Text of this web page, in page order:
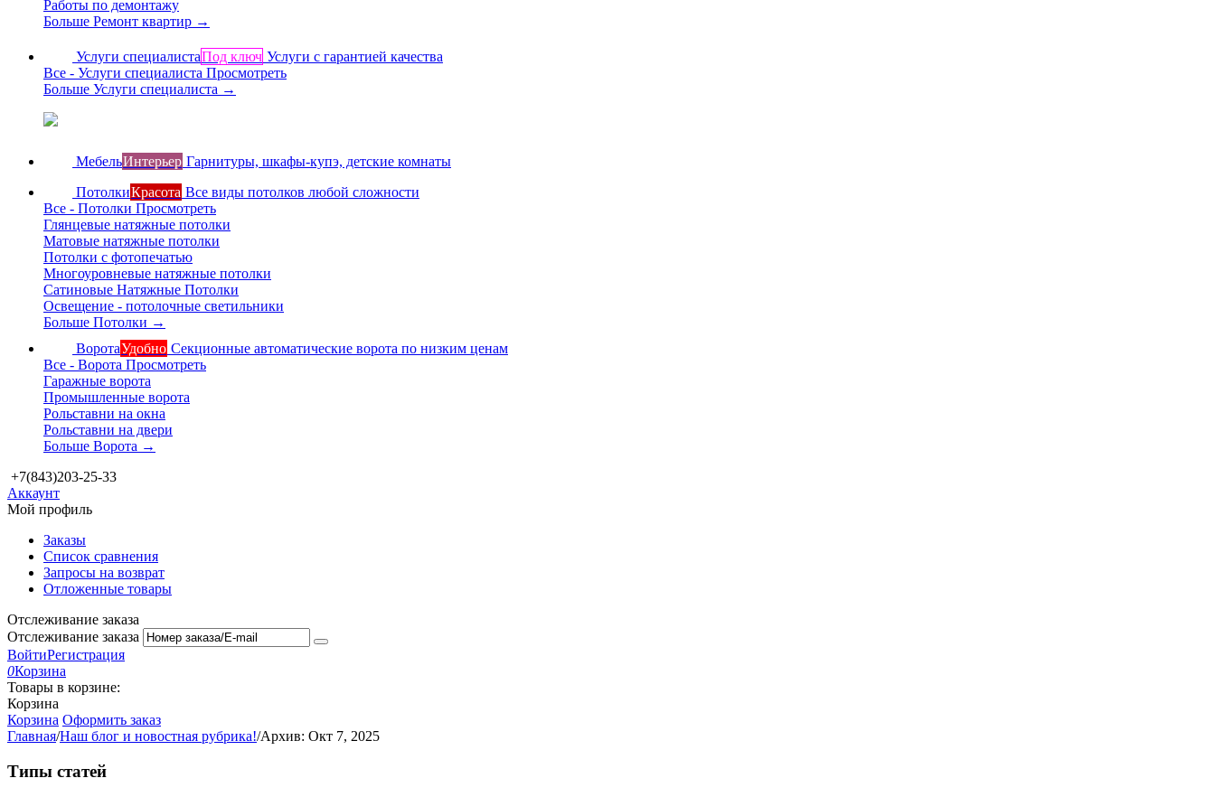
Работы по демонтажу
Больше Ремонт квартир →
Услуги специалистаПод ключ Услуги с гарантией качества
Все - Услуги специалиста Просмотреть
Больше Услуги специалиста →
МебельИнтерьер Гарнитуры, шкафы-купэ, детские комнаты
ПотолкиКрасота Все виды потолков любой сложности
Все - Потолки Просмотреть
Глянцевые натяжные потолки
Матовые натяжные потолки
Потолки с фотопечатью
Многоуровневые натяжные потолки
Сатиновые Натяжные Потолки
Освещение - потолочные светильники
Больше Потолки →
ВоротаУдобно Секционные автоматические ворота по низким ценам
Все - Ворота Просмотреть
Гаражные ворота
Промышленные ворота
Рольставни на окна
Рольставни на двери
Больше Ворота →
+7(843)203-25-33
Аккаунт
Мой профиль
Заказы
Список сравнения
Запросы на возврат
Отложенные товары
Отслеживание заказа
Отслеживание заказа
ВойтиРегистрация
0Корзина
Товары в корзине:
Корзина
Корзина Оформить заказ
Главная/Наш блог и новостная рубрика!/Архив: Окт 7, 2025
Типы статей